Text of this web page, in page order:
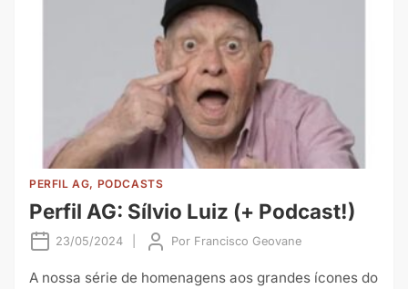
PERFIL AG, PODCASTS
Perfil AG: Sílvio Luiz (+ Podcast!)
23/05/2024 Por Francisco Geovane
A nossa série de homenagens aos grandes ícones do